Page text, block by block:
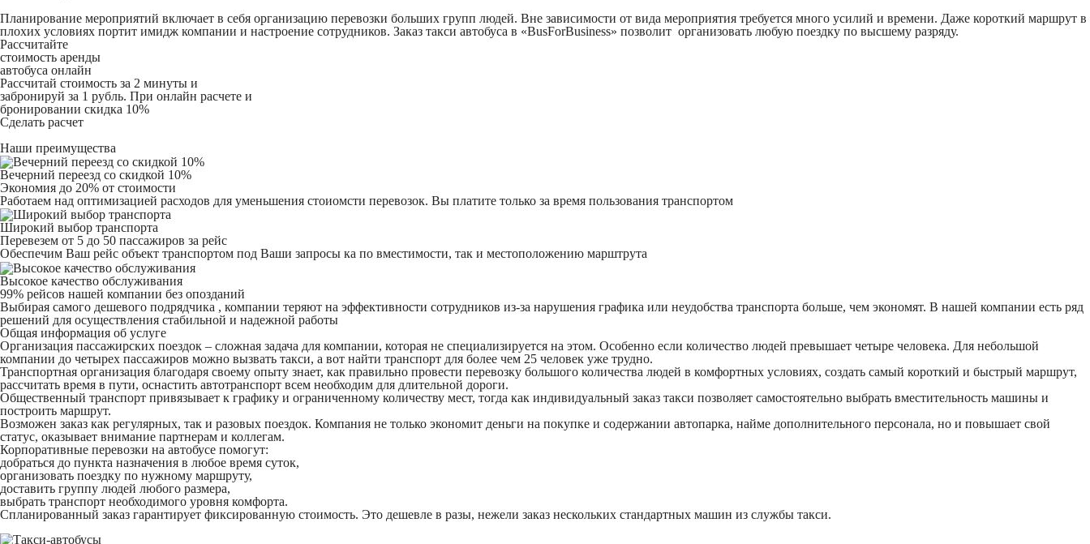
Планирование мероприятий включает в себя организацию перевозки больших групп людей. Вне зависимости от вида мероприятия требуется много усилий и времени. Даже короткий маршрут в
плохих условиях портит имидж компании и настроение сотрудников. Заказ такси автобуса в «BusForBusiness» позволит организовать любую поездку по высшему разряду.
Рассчитайте
стоимость аренды
автобуса онлайн
Рассчитай стоимость за 2 минуты и
забронируй за 1 рубль. При онлайн расчете и
бронировании скидка 10%
Сделать расчет
Наши преимущества
Вечерний переезд со скидкой 10%
Экономия до 20% от стоимости
Работаем над оптимизацией расходов для уменьшения стоиомсти перевозок. Вы платите только за время пользования транспортом
Широкий выбор транспорта
Перевезем от 5 до 50 пассажиров за рейс
Обеспечим Ваш рейс объект транспортом под Ваши запросы ка по вместимости, так и местоположению марштрута
Высокое качество обслуживания
99% рейсов нашей компании без опозданий
Выбирая самого дешевого подрядчика , компании теряют на эффективности сотрудников из-за нарушения графика или неудобства транспорта больше, чем экономят. В нашей компании есть ряд
решений для осуществления стабильной и надежной работы
Общая информация об услуге
Организация пассажирских поездок – сложная задача для компании, которая не специализируется на этом. Особенно если количество людей превышает четыре человека. Для небольшой
компании до четырех пассажиров можно вызвать такси, а вот найти транспорт для более чем 25 человек уже трудно.
Транспортная организация благодаря своему опыту знает, как правильно провести перевозку большого количества людей в комфортных условиях, создать самый короткий и быстрый маршрут,
рассчитать время в пути, оснастить автотранспорт всем необходим для длительной дороги.
Общественный транспорт привязывает к графику и ограниченному количеству мест, тогда как индивидуальный заказ такси позволяет самостоятельно выбрать вместительность машины и
построить маршрут.
Возможен заказ как регулярных, так и разовых поездок. Компания не только экономит деньги на покупке и содержании автопарка, найме дополнительного персонала, но и повышает свой
статус, оказывает внимание партнерам и коллегам.
Корпоративные перевозки на автобусе помогут:
добраться до пункта назначения в любое время суток,
организовать поездку по нужному маршруту,
доставить группу людей любого размера,
выбрать транспорт необходимого уровня комфорта.
Спланированный заказ гарантирует фиксированную стоимость. Это дешевле в разы, нежели заказ нескольких стандартных машин из службы такси.